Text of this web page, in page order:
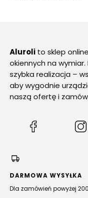
Aluroli to sklep
okiennych na
szybka realizacja –
aby wygodnie
naszą ofertę i
karcie)
DARMOWA WYSYŁKA
Dla zamówień powyżej 200